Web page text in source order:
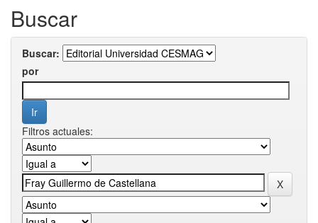
Buscar
Buscar:
por
Filtros actuales: